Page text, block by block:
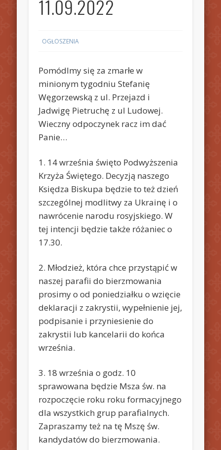
11.09.2022
OGŁOSZENIA
Pomódlmy się za zmarłe w
minionym tygodniu Stefanię
Węgorzewską z ul. Przejazd i
Jadwigę Pietruchę z ul Ludowej.
Wieczny odpoczynek racz im dać
Panie…
1. 14 września święto Podwyższenia
Krzyża Świętego. Decyzją naszego
Księdza Biskupa będzie to też dzień
szczególnej modlitwy za Ukrainę i o
nawrócenie narodu rosyjskiego. W
tej intencji będzie także różaniec o
17.30.
2. Młodzież, która chce przystąpić w
naszej parafii do bierzmowania
prosimy o od poniedziałku o wzięcie
deklaracji z zakrystii, wypełnienie jej,
podpisanie i przyniesienie do
zakrystii lub kancelarii do końca
września.
3. 18 września o godz. 10
sprawowana będzie Msza św. na
rozpoczęcie roku roku formacyjnego
dla wszystkich grup parafialnych.
Zapraszamy też na tę Mszę św.
kandydatów do bierzmowania.